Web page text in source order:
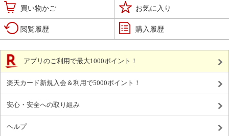
買い物かご お気に入り
閲覧履歴 購入履歴
アプリのご利用で最大1000ポイント！
楽天カード新規入会＆利用で5000ポイント！
安心・安全への取り組み
ヘルプ